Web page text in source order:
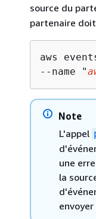
source du
partenaire
aws
--name "
Note
L'appel
une
la